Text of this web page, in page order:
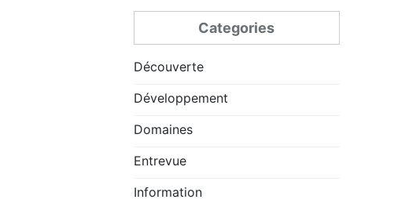
Categories
Découverte
Développement
Domaines
Entrevue
Information